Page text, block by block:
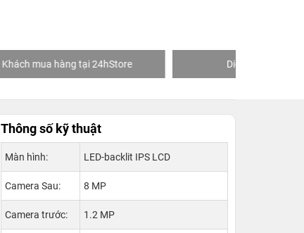
Diễn viên Duy Khánh
Thông số kỹ thuật
Màn hình: LED-backlit IPS LCD
Camera Sau: 8 MP
Camera trước: 1.2 MP